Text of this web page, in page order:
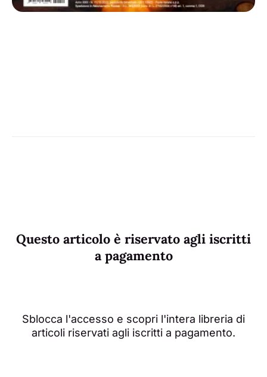
Questo articolo è riservato agli iscritti
a pagamento
Sblocca l'accesso e scopri l'intera libreria di
articoli riservati agli iscritti a pagamento.